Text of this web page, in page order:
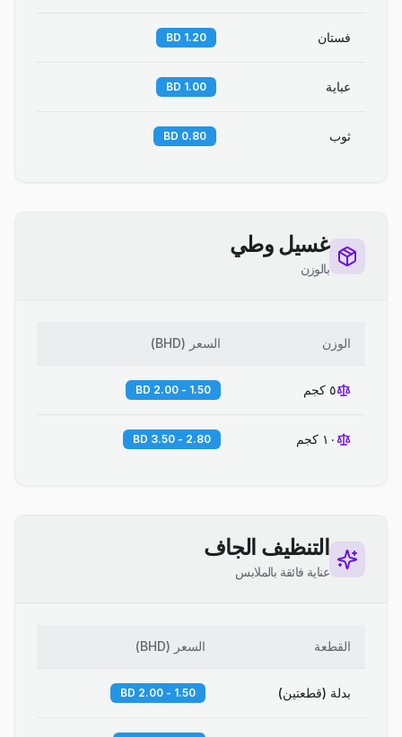
فستان 1.20 BD
عباية 1.00 BD
ثوب 0.80 BD
غسيل وطي
بالوزن
الوزن السعر (
BHD
)
٥ كجم 1.50 - 2.00 BD
١٠ كجم 2.80 - 3.50 BD
التنظيف الجاف
عناية فائقة بالملابس
القطعة السعر (
BHD
)
بدلة (قطعتين) 1.50 - 2.00 BD